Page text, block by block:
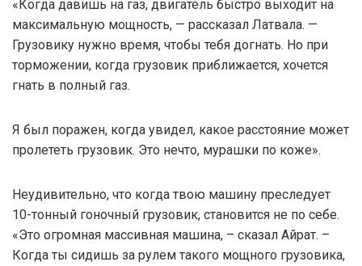
«Когда давишь на газ, двигатель быстро выходит на
максимальную мощность, — рассказал Латвала. —
Грузовику нужно время, чтобы тебя догнать. Но при
торможении, когда грузовик приближается, хочется
гнать в полный газ.
Я был поражен, когда увидел, какое расстояние может
пролететь грузовик. Это нечто, мурашки по коже».
Неудивительно, что когда твою машину преследует
10-тонный гоночный грузовик, становится не по себе.
«Это огромная массивная машина, – сказал Айрат. –
Когда ты сидишь за рулем такого мощного грузовика,